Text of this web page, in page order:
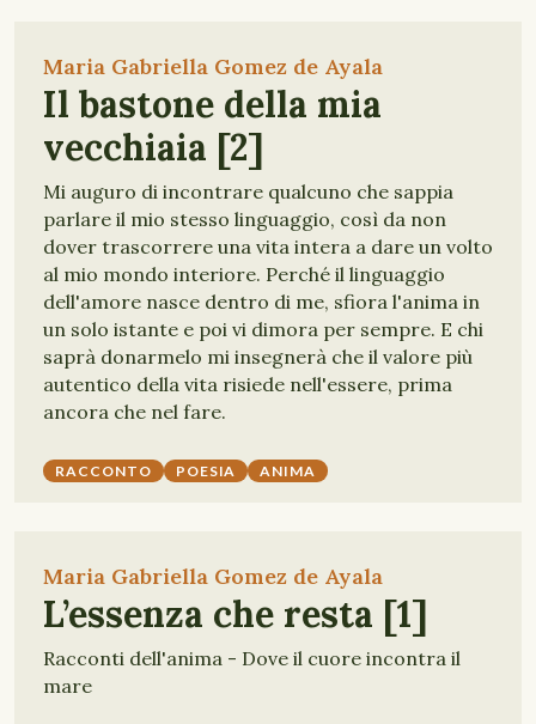
Maria Gabriella Gomez de Ayala
Il bastone della mia
vecchiaia [2]
Mi auguro di incontrare qualcuno che sappia
parlare il mio stesso linguaggio, così da non
dover trascorrere una vita intera a dare un volto
al mio mondo interiore. Perché il linguaggio
dell'amore nasce dentro di me, sfiora l'anima in
un solo istante e poi vi dimora per sempre. E chi
saprà donarmelo mi insegnerà che il valore più
autentico della vita risiede nell'essere, prima
ancora che nel fare.
RACCONTO POESIA ANIMA
Maria Gabriella Gomez de Ayala
L’essenza che resta [1]
Racconti dell'anima - Dove il cuore incontra il
mare